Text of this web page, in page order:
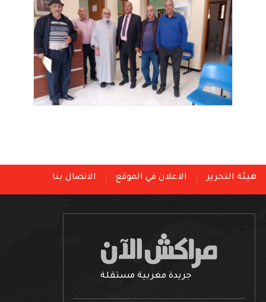
هيئة التحرير الاعلان في الموقع الاتصال بنا
جريدة مغربية مستقلة